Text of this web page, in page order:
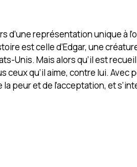
d’une représentation unique à
est celle d’Edgar, une
Unis. Mais alors qu’il est
qu’il aime, contre lui. Avec
peur et de l’acceptation, et